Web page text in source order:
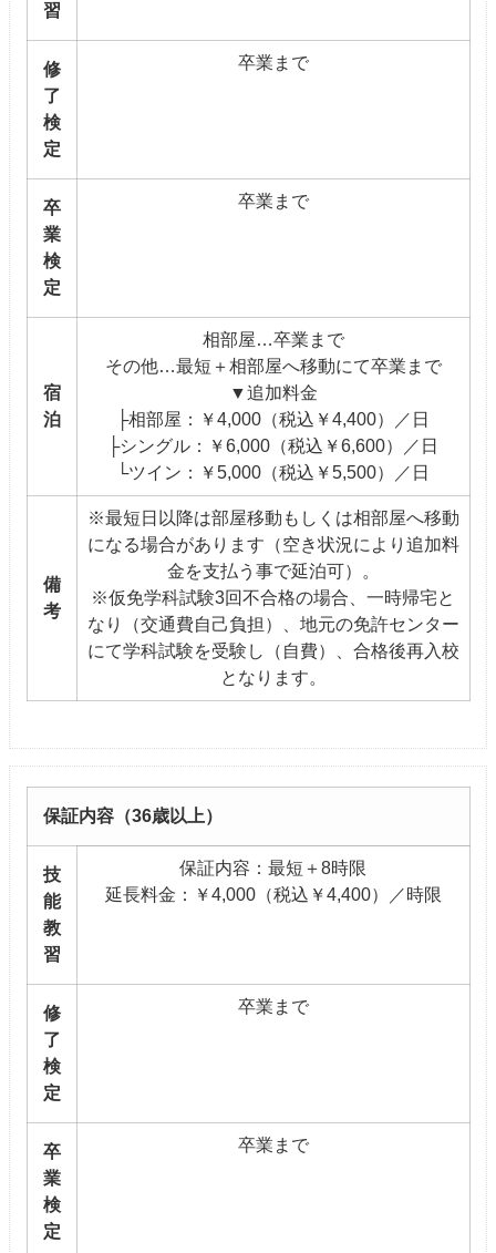
習
修
了
検
定
卒業まで
卒
業
検
定
卒業まで
宿
泊
相部屋…卒業まで
その他…最短＋相部屋へ移動にて卒業まで
▼追加料金
├相部屋：￥4,000（税込￥4,400）／日
├シングル：￥6,000（税込￥6,600）／日
└ツイン：￥5,000（税込￥5,500）／日
備
考
※最短日以降は部屋移動もしくは相部屋へ移動
になる場合があります（空き状況により追加料
金を支払う事で延泊可）。
※仮免学科試験3回不合格の場合、一時帰宅と
なり（交通費自己負担）、地元の免許センター
にて学科試験を受験し（自費）、合格後再入校
となります。
保証内容（36歳以上）
技
能
教
習
保証内容：最短＋8時限
延長料金：￥4,000（税込￥4,400）／時限
修
了
検
定
卒業まで
卒
業
検
定
卒業まで